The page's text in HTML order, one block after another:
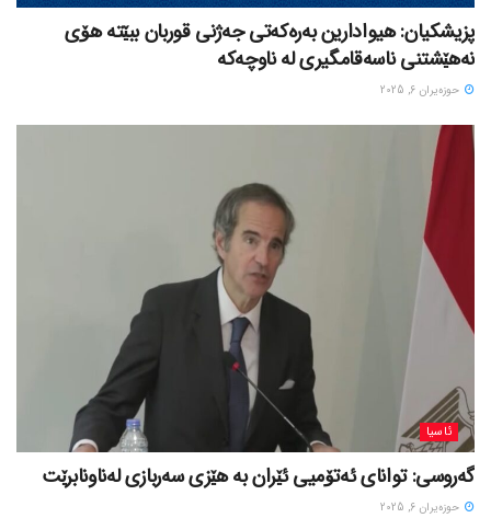
پزیشکیان: هیوادارین بەرەکەتی جەژنی قوربان ببێتە هۆی
نەهێشتنی ناسەقامگیری لە ناوچەکە
حوزه‌یران 6, 2025
ئاسیا
گەروسی: توانای ئەتۆمیی ئێران بە هێزی سەربازی لەناونابرێت
حوزه‌یران 6, 2025